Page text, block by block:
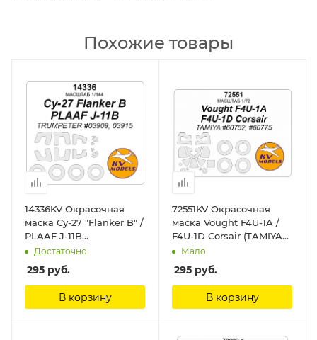
Похожие товары
14336KV Окрасочная
маска Су-27 "Flanker B" /
PLAAF J-11B
(TRUMPETER #03909,
03915) + маски на диски
и колеса KV Models
Достаточно
295 руб.
В корзину
72551KV Окрасочная
маска Vought F4U-1A /
F4U-1D Corsair (TAMIYA
#60752, #60775) + маски
на диски и колеса KV
Models
Мало
295 руб.
В корзину